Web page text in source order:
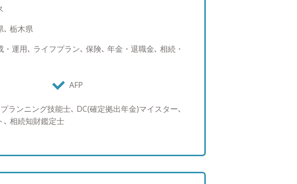
なるようにお客様ひとりひとりに合った歩み方を
す。 ●『皆様が豊かな人生を送るための、伴走者
サービスと、サポート体制を提供致します。 将来、
らしく豊かで不安のない暮らし」を実現するため
せない存在です。 私たちおかねの相談室のファイ
分らしく豊かな人生を送っていただくための伴走
をサポートできる体制を構築し、お客様にいかに
していただけるかを常に考え日々努力をいたしま
､ 栃木県
運用､ ライフプラン､ 保険､ 年金・退職金､ 相続・
AFP
ランニング技能士､ DC(確定拠出年金)マイスター､
､ 相続知財鑑定士